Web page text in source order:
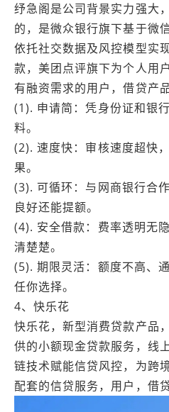
纾急阁是公司背景实力强大
的，是微众银行旗下基于微
依托社交数据及风控模型实
款，美团点评旗下为个人用
有融资需求的用户，借贷产品
(1). 申请简：凭身份证和银
料。
(2). 速度快：审核速度超快
果。
(3). 可循环：与网商银行合
良好还能提额。
(4). 安全借款：费率透明无
清楚楚。
(5). 期限灵活：额度不高、
任你选择。
4、快乐花
快乐花，新型消费贷款产品
供的小额现金贷款服务，线
链技术赋能信贷风控，为跨
配套的信贷服务，用户，借